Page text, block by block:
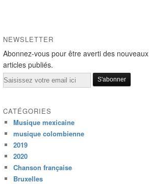
NEWSLETTER
Abonnez-vous pour être averti des nouveaux
articles publiés.
Email
CATÉGORIES
Musique mexicaine
musique colombienne
2019
2020
Chanson française
Bruxelles